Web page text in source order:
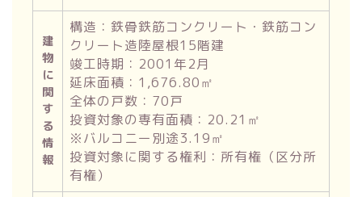
建
物
に
関
す
る
情
報
構造：鉄骨鉄筋コンクリート・鉄筋コン
クリート造陸屋根15階建
竣工時期：2001年2月
延床面積：1,676.80㎡
全体の戸数：70戸
投資対象の専有面積：20.21㎡
※バルコニー別途3.19㎡
投資対象に関する権利：所有権（区分所
有権）